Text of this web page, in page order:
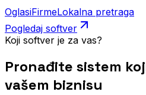
OglasiFirmeLokalna pretraga
Pogledaj softver
Koji softver je za vas?
Pronađite sistem
vašem biznisu